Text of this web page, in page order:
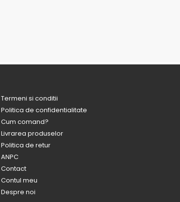
Termeni si conditii
Politica de confidentialitate
Cum comand?
Livrarea produselor
Politica de retur
ANPC
Contact
Contul meu
Despre noi